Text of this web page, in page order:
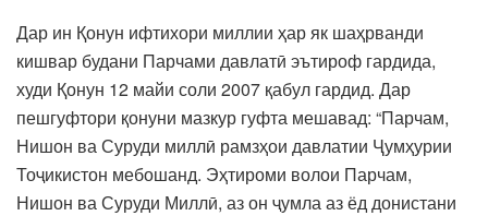
Дар ин Қонун ифтихори миллии ҳар як шаҳрванди
кишвар будани Парчами давлатӣ эътироф гардида,
худи Қонун 12 майи соли 2007 қабул гардид. Дар
пешгуфтори қонуни мазкур гуфта мешавад: “Парчам,
Нишон ва Суруди миллӣ рамзҳои давлатии Ҷумҳурии
Тоҷикистон мебошанд. Эҳтироми волои Парчам,
Нишон ва Суруди Миллӣ, аз он ҷумла аз ёд донистани